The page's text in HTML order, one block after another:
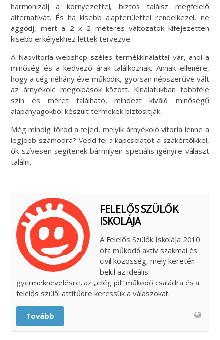
harmonizálj a környezettel, biztos találsz megfelelő
alternatívát. És ha kisebb alapterülettel rendelkezel, ne
aggódj, mert a 2 x 2 méteres változatok kifejezetten
kisebb erkélyekhez lettek tervezve.
A Napvitorla webshop széles termékkínálattal vár, ahol a
minőség és a kedvező árak találkoznak. Annak ellenére,
hogy a cég néhány éve működik, gyorsan népszerűvé vált
az árnyékoló megoldások között. Kínálatukban többféle
szín és méret található, mindezt kiváló minőségű
alapanyagokból készült termékek biztosítják.
Még mindig töröd a fejed, melyik árnyékoló vitorla lenne a
legjobb számodra? Vedd fel a kapcsolatot a szakértőikkel,
ők szívesen segítenek bármilyen speciális igényre választ
találni.
FELELŐS SZÜLŐK
ISKOLÁJA
A Felelős Szülők Iskolája 2010
óta működő aktív szakmai és
civil közösség, mely keretén
belül az ideális
gyermeknevelésre, az „elég jól” működő családra és a
felelős szülői attitűdre keressük a válaszokat.
Tovább